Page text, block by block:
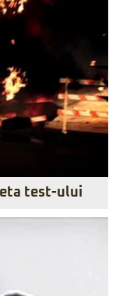
test-ului